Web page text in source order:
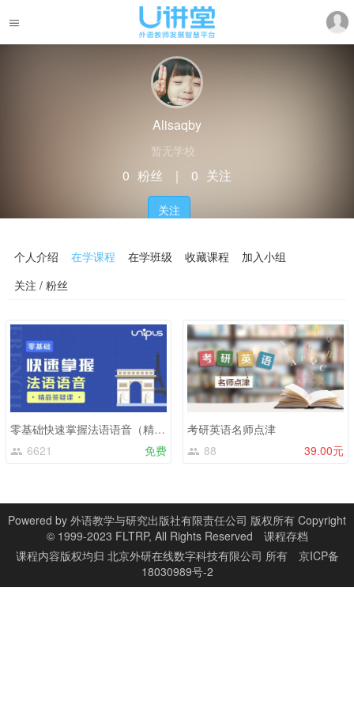
Alisaqby
暂无学校
0 粉丝 ｜ 0 关注
关注
个人介绍 在学课程 在学班级 收藏课程
加入小组
关注 / 粉丝
零基础快速掌握法语语音（精品答疑课）
6621
免费
考研英语名师点津
88
39.00元
Powered by 外语教学与研究出版社有限责任公司 版权所有 Copyright
© 1999-2023 FLTRP, All Rights Reserved
课程存档
课程内容版权均归 北京外研在线数字科技有限公司 所有
京ICP备
18030989号-2